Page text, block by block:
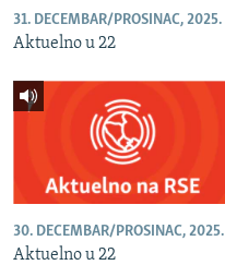
31. DECEMBAR/PROSINAC, 2025.
Aktuelno u 22
30. DECEMBAR/PROSINAC, 2025.
Aktuelno u 22